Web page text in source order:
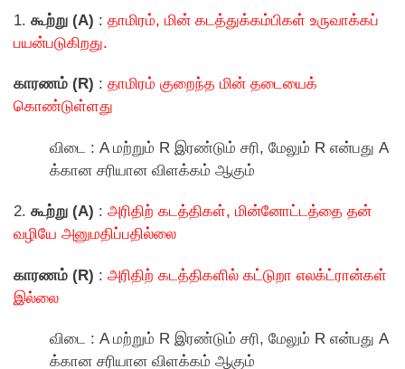
1. கூற்று (A) : தாமிரம், மின் கடத்துக்கம்பிகள் உருவாக்கப்
பயன்படுகிறது.
காரணம் (R) : தாமிரம் குறைந்த மின் தடையைக்
கொண்டுள்ளது
விடை : A மற்றும் R இரண்டும் சரி, மேலும் R என்பது A
க்கான சரியான விளக்கம் ஆகும்
2. கூற்று (A) : அரிதிற் கடத்திகள், மின்னோட்டத்தை தன்
வழியே அனுமதிப்பதில்லை
காரணம் (R) : அரிதிற் கடத்திகளில் கட்டுறா எலக்ட்ரான்கள்
இல்லை
விடை : A மற்றும் R இரண்டும் சரி, மேலும் R என்பது A
க்கான சரியான விளக்கம் ஆகும்